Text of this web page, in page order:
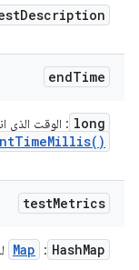
Description
endTime
long : الوقت الذي
TimeMillis( )
testMetrics
HashMap
:
Map